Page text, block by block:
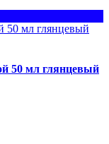
50 мл глянцевый